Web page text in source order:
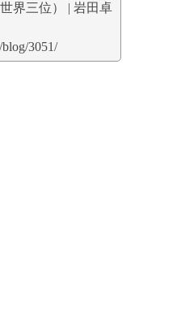
界三位） | 岩田卓
3051/